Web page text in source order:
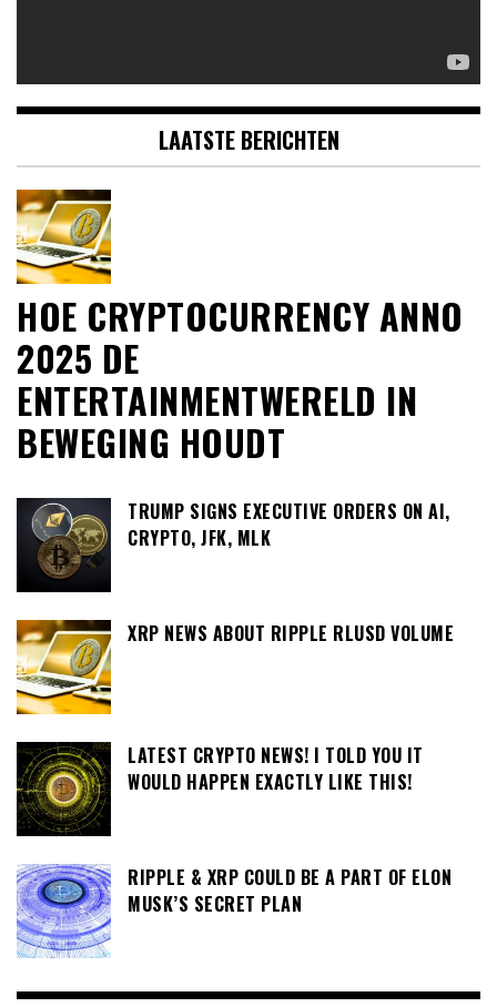
LAATSTE BERICHTEN
HOE CRYPTOCURRENCY ANNO
2025 DE
ENTERTAINMENTWERELD IN
BEWEGING HOUDT
TRUMP SIGNS EXECUTIVE ORDERS ON AI,
CRYPTO, JFK, MLK
XRP NEWS ABOUT RIPPLE RLUSD VOLUME
LATEST CRYPTO NEWS! I TOLD YOU IT
WOULD HAPPEN EXACTLY LIKE THIS!
RIPPLE & XRP COULD BE A PART OF ELON
MUSK’S SECRET PLAN